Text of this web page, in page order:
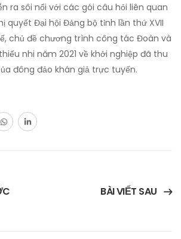
ra sôi nổi với các gói câu hỏi liên quan
quyết Đại hội Đảng bộ tỉnh lần thứ XVII
chủ đề chương trình công tác Đoàn và
nhi năm 2021 về khởi nghiệp đã thu
đông đảo khán giả trực tuyến.
BÀI VIẾT SAU